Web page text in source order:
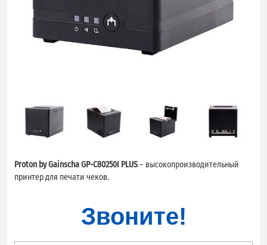
Proton by Gainscha GP-C80250I PLUS– высокопроизводительный
принтер для печати чеков.
Звоните!